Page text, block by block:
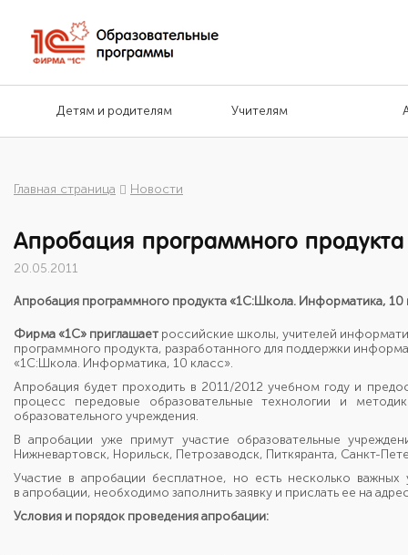
Детям и родителям Учителям
Главная страница Новости
Апробация программного
20.05.2011
Апробация программного продукта «1С:Школа. Информатика, 10
Фирма «1С» приглашает российские школы, учителей
программного продукта, разработанного для поддержки
«1С:Школа. Информатика, 10 класс».
Апробация будет проходить в 2011/2012 учебном году и
процесс передовые образовательные технологии и
образовательного учреждения.
В апробации уже примут участие образовательные
Нижневартовск, Норильск, Петрозаводск, Питкяранта, Санкт-
Участие в апробации бесплатное, но есть несколько
в апробации, необходимо заполнить заявку и прислать ее на
Условия и порядок проведения апробации: